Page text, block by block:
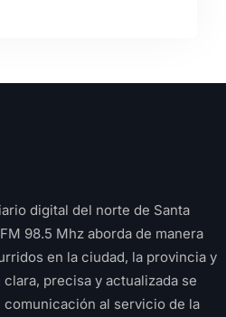
digital del norte de Santa
98.5 Mhz aborda de manera
en la ciudad, la provincia y
precisa y actualizada se
al servicio de la